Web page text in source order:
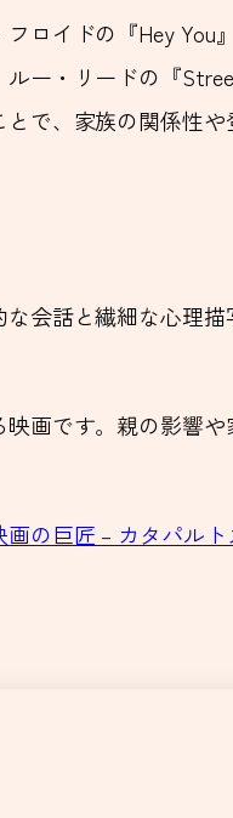
ロイドの『Hey You
ー・リードの『
で、家族の関係性
会話と繊細な心理
画です。親の影響
の巨匠 – カタパル